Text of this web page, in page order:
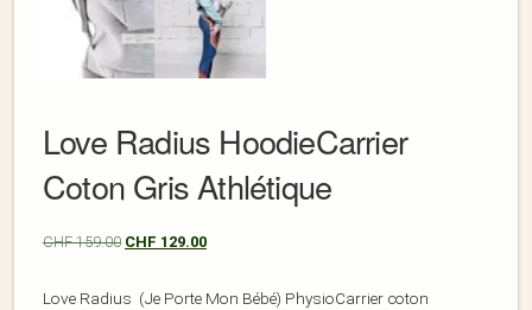
Love Radius HoodieCarrier
Coton Gris Athlétique
CHF159.00 CHF 129.00
Love Radius (Je Porte Mon Bébé) PhysioCarrier coton